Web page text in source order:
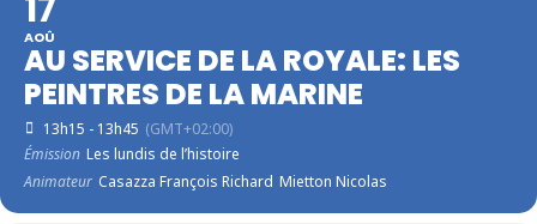
AOÛ
AU SERVICE DE LA ROYALE: LES
PEINTRES DE LA MARINE
13h15 - 13h45 (GMT+02:00)
Émission Les lundis de l’histoire
Animateur Casazza François Richard Mietton Nicolas